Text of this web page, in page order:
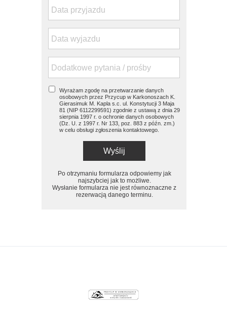
Po otrzymaniu formularza odpowiemy jak
najszybciej jak to możliwe.
Wysłanie formularza nie jest równoznaczne z
rezerwacją danego terminu.
Wyrażam zgodę na przetwarzanie danych
osobowych przez Przycup w Karkonoszach K.
Gierasimuk M. Kapla s.c. ul. Konstytucji 3 Maja
81 (NIP 6112299591) zgodnie z ustawą z dnia 29
sierpnia 1997 r. o ochronie danych osobowych
(Dz. U. z 1997 r. Nr 133, poz. 883 z późn. zm.)
w celu obsługi zgłoszenia kontaktowego.
Wyślij